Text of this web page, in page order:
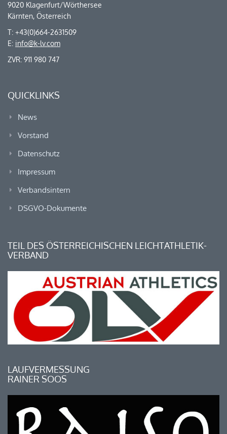
9020 Klagenfurt/Wörthersee
Kärnten, Österreich
T: +43(0)664-2631509
E: info@k-lv.com
ZVR: 911 980 747
QUICKLINKS
News
Vorstand
Datenschutz
Impressum
Verbandsintern
DSGVO-Dokumente
TEIL DES ÖSTERREICHISCHEN LEICHTATHLETIK-
VERBAND
LAUFVERMESSUNG
RAINER SOOS